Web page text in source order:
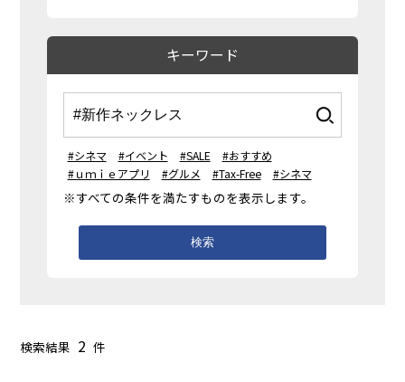
キーワード
#シネマ #イベント #SALE
#おすすめ
#ｕｍｉｅアプリ
#グルメ #Tax-Free #シネマ
※すべての条件を満たすものを表示します。
検索
検索結果 2 件